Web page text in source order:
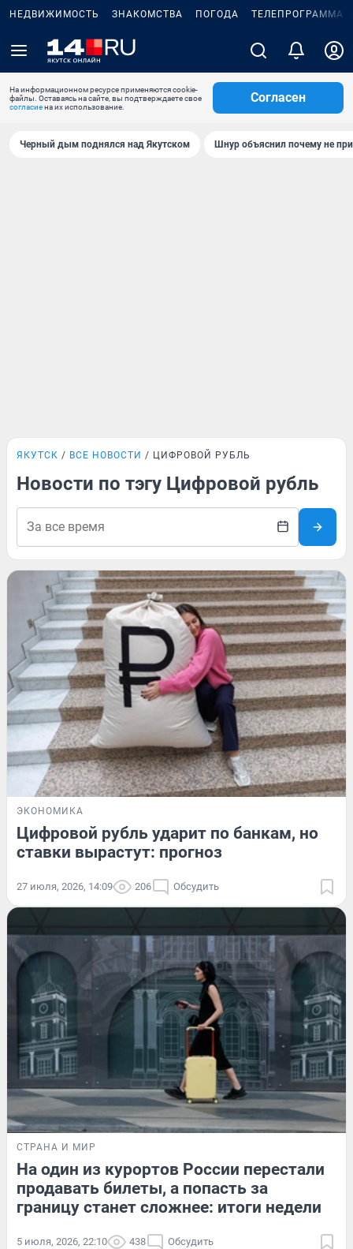
НЕДВИЖИМОСТЬ ЗНАКОМСТВА ПОГОДА ТЕЛЕПРОГРАММА
На информационном ресурсе применяются cookie-
файлы. Оставаясь на сайте, вы подтверждаете свое
согласиена их использование.
Согласен
Черный дым поднялся над Якутском Шнур объяснил почему не
ЯКУТСК ВСЕ НОВОСТИ ЦИФРОВОЙ РУБЛЬ
Новости по тэгу Цифровой рубль
ЭКОНОМИКА
Цифровой рубль ударит по банкам, но
ставки вырастут: прогноз
27 июля, 2026, 14:09 206 Обсудить
СТРАНА И МИР
На один из курортов России перестали
продавать билеты, а попасть за
границу станет сложнее: итоги недели
5 июля, 2026, 22:10 438 Обсудить